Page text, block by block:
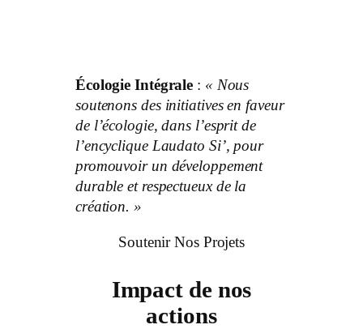
Écologie Intégrale : « Nous
soutenons des initiatives en faveur
de l’écologie, dans l’esprit de
l’encyclique Laudato Si’, pour
promouvoir un développement
durable et respectueux de la
création. »
Soutenir Nos Projets
Impact de nos
actions